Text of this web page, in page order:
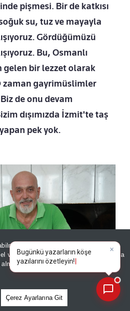
adına sitemizde
verileriniz, KVKK ve GDPR kapsamında
almak içinAydınlatma Metnimizi
Çerez Ayarlarına Git
pişmesi. Bir de katkısı
su, tuz ve mayayla
Gördüğümüzü
Bu, Osmanlı
gelen bir lezzet olarak
zaman gayrimüslimler
de onu devam
dışımızda İzmit'te taş
pek yok.
listesi İzmit’i karıştırdı! ‘Ağzının tadını
B